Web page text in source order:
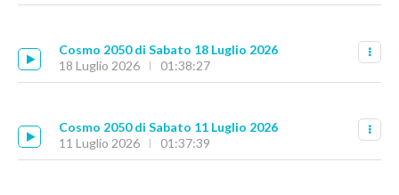
Cosmo 2050 di Sabato 18 Luglio 2026
18 Luglio 2026
01:38:27
Cosmo 2050 di Sabato 11 Luglio 2026
11 Luglio 2026
01:37:39